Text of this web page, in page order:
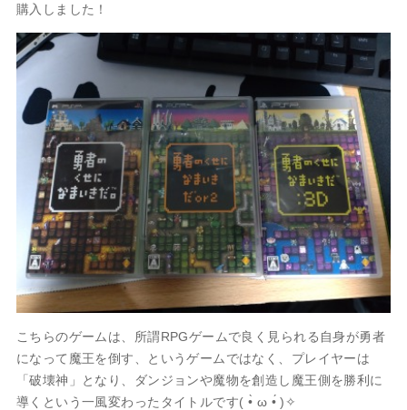
購入しました！
こちらのゲームは、所謂RPGゲームで良く見られる自身が勇者
になって魔王を倒す、というゲームではなく、プレイヤーは
「破壊神」となり、ダンジョンや魔物を創造し魔王側を勝利に
導くという一風変わったタイトルです( •̀ ω •́ )✧